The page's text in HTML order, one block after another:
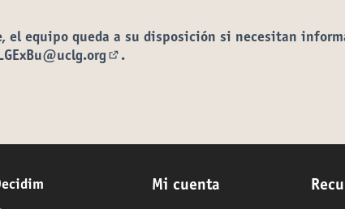
el equipo queda a su disposición si necesitan
.
Mi cuenta